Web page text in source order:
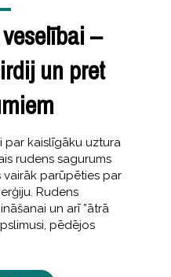
–
un pret
par kaislīgāku uztura
rudens sagurums
vairāk parūpēties par
Rudens
un arī ”ātrā
pēdējos